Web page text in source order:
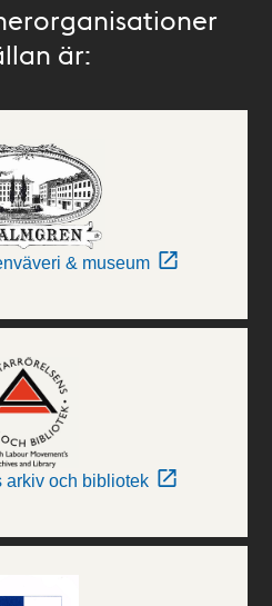
är:
& museum
arkiv och bibliotek